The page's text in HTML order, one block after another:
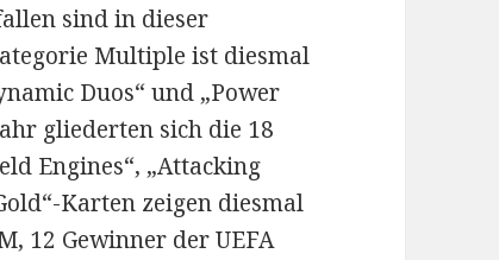
sind in dieser
Multiple ist diesmal
Duos“ und „Power
gliederten sich die 18
Engines“, „Attacking
Karten zeigen diesmal
12 Gewinner der UEFA